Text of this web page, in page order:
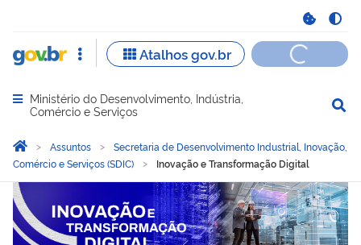
Abrir menu principal de navegação
Ministério do Desenvolvimento, Indústria,
Comércio e Serviços
Você está aqui:
Página Inicial
Assuntos
Secretaria de Desenvolvimento Industrial, Inovação,
Comércio e Serviços (SDIC)
Inovação e Transformação Digital
Inovação e